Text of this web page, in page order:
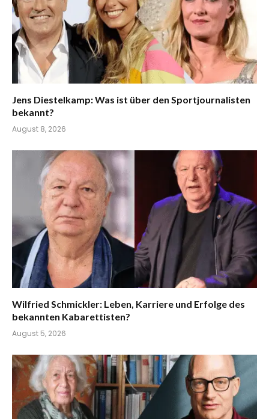
Jens Diestelkamp: Was ist über den Sportjournalisten
bekannt?
August 8, 2026
Wilfried Schmickler: Leben, Karriere und Erfolge des
bekannten Kabarettisten?
August 5, 2026